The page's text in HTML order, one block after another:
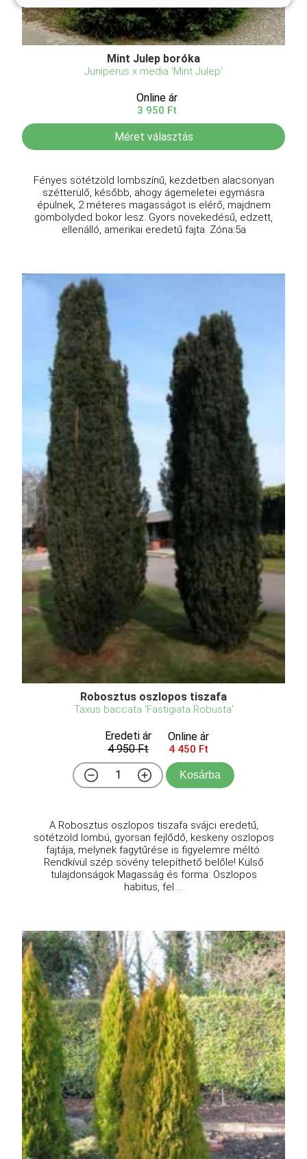
Mint Julep boróka
Juniperus x media 'Mint Julep'
Online ár
3 950 Ft
Méret választás
Fényes sötétzöld lombszínű, kezdetben alacsonyan
szétterülő, később, ahogy ágemeletei egymásra
épülnek, 2 méteres magasságot is elérő, majdnem
gömbölyded bokor lesz. Gyors növekedésű, edzett,
ellenálló, amerikai eredetű fajta. Zóna:5a
Robosztus oszlopos tiszafa
Taxus baccata 'Fastigiata Robusta'
Eredeti ár
4 950 Ft
Online ár
4 450 Ft
Kosárba
A Robosztus oszlopos tiszafa svájci eredetű,
sötétzöld lombú, gyorsan fejlődő, keskeny oszlopos
fajtája, melynek fagytűrése is figyelemre méltó.
Rendkívül szép sövény telepíthető belőle! Külső
tulajdonságok Magasság és forma: Oszlopos
habitus, fel ...